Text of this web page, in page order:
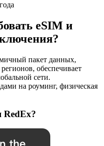
eSIM и
пакет данных,
обеспечивает
сети.
на роуминг, физическая
RedEx?